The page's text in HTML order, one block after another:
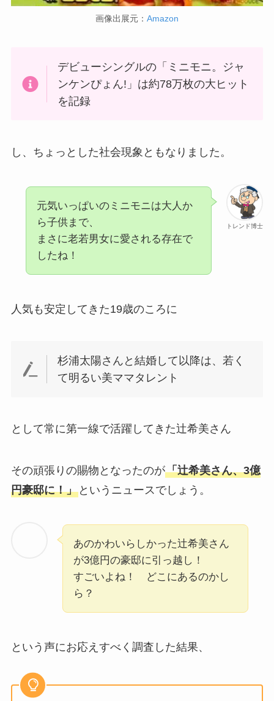
画像出展元： Amazon
デビューシングルの「ミニモニ。ジャ
ンケンぴょん!」は約78万枚の大ヒット
を記録
し、ちょっとした社会現象ともなりました。
トレンド博士
元気いっぱいのミニモニは大人か
ら子供まで、
まさに老若男女に愛される存在で
したね！
人気も安定してきた19歳のころに
杉浦太陽さんと結婚して以降は、若く
て明るい美ママタレント
として常に第一線で活躍してきた辻希美さん
その頑張りの賜物となったのが「辻希美さん、3億
円豪邸に！」というニュースでしょう。
あのかわいらしかった辻希美さん
が3億円の豪邸に引っ越し！
すごいよね！ どこにあるのかし
ら？
という声にお応えすべく調査した結果、